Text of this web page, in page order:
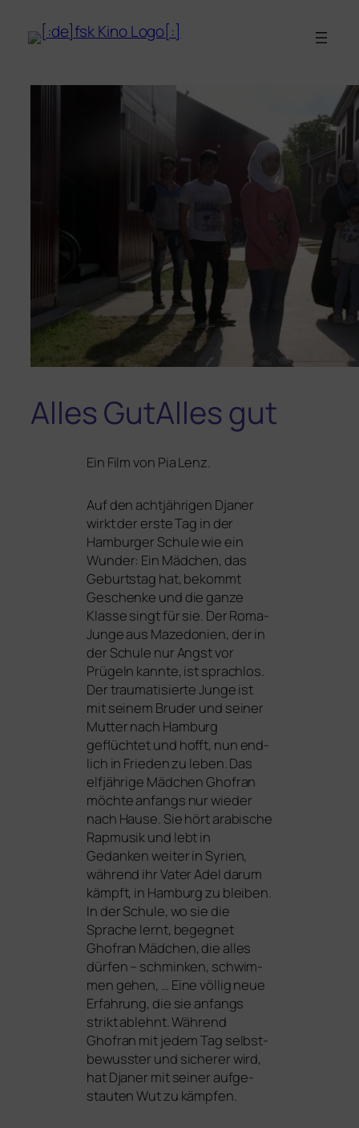
Alles GutAlles gut
Ein Film von Pia Lenz.
Auf den acht­jäh­ri­gen Djaner
wirkt der ers­te Tag in der
Hamburger Schule wie ein
Wunder: Ein Mädchen, das
Geburtstag hat, bekommt
Geschenke und die gan­ze
Klasse singt für sie. Der Roma-
Junge aus Mazedonien, der in
der Schule nur Angst vor
Prügeln kann­te, ist sprach­los.
Der trau­ma­ti­sier­te Junge ist
mit sei­nem Bruder und sei­ner
Mutter nach Hamburg
geflüch­tet und hofft, nun end­
lich in Frieden zu leben. Das
elf­jäh­ri­ge Mädchen Ghofran
möch­te anfangs nur wie­der
nach Hause. Sie hört ara­bi­sche
Rapmusik und lebt in
Gedanken wei­ter in Syrien,
wäh­rend ihr Vater Adel dar­um
kämpft, in Hamburg zu blei­ben.
In der Schule, wo sie die
Sprache lernt, begeg­net
Ghofran Mädchen, die alles
dür­fen – schmin­ken, schwim­
men gehen, … Eine völ­lig neue
Erfahrung, die sie anfangs
strikt ablehnt. Während
Ghofran mit jedem Tag selbst­
be­wuss­ter und siche­rer wird,
hat Djaner mit sei­ner auf­ge­
stau­ten Wut zu kämpfen.